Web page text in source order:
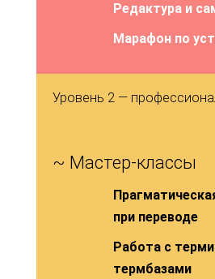
Редактура и
Марафон по
Уровень 2 —
~ Мастер-классы
при переводе
Работа с
термбазами